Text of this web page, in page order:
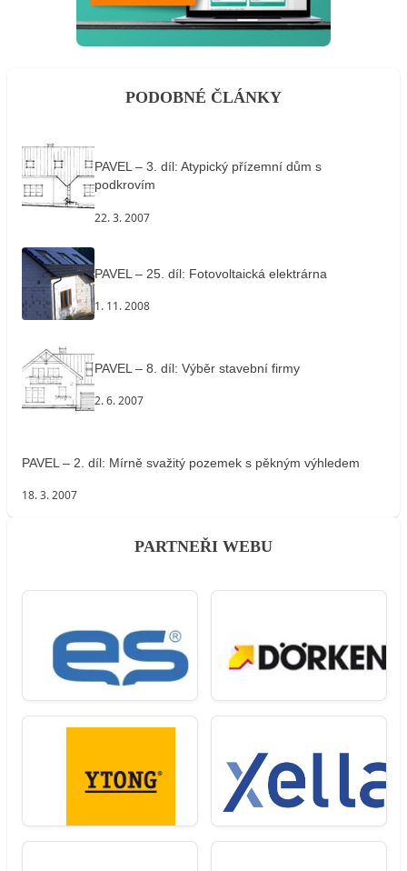
PODOBNÉ ČLÁNKY
PAVEL – 3. díl: Atypický přízemní dům s
podkrovím
22. 3. 2007
PAVEL – 25. díl: Fotovoltaická elektrárna
1. 11. 2008
PAVEL – 8. díl: Výběr stavební firmy
2. 6. 2007
PAVEL – 2. díl: Mírně svažitý pozemek s pěkným výhledem
18. 3. 2007
PARTNEŘI WEBU